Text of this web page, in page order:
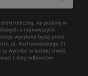
na podany w
o najnowszych
wysyłane będą przez
ul. Kochanowskiego 21.
wycofać w każdej chwili,
z listy odbiorców